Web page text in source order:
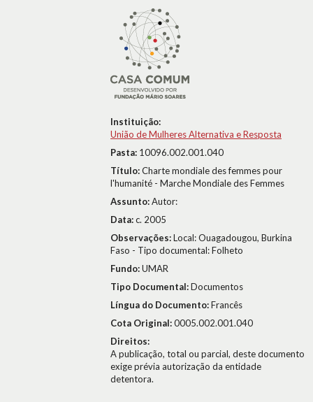
Instituição:
União de Mulheres Alternativa e Resposta
Pasta: 10096.002.001.040
Título:Charte mondiale des femmes pour
l'humanité - Marche Mondiale des Femmes
Assunto:Autor:
Data:c. 2005
Observações:Local: Ouagadougou, Burkina
Faso - Tipo documental: Folheto
Fundo:UMAR
Tipo Documental:Documentos
Língua do Documento:Francês
Cota Original:0005.002.001.040
Direitos:
A publicação, total ou parcial, deste documento
exige prévia autorização da entidade
detentora.